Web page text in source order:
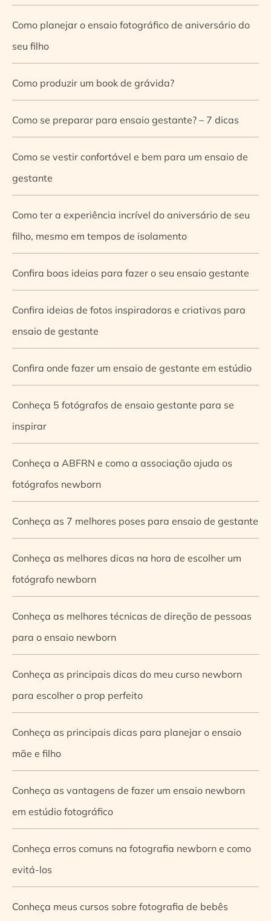
Como planejar o ensaio fotográfico de aniversário do
seu filho
Como produzir um book de grávida?
Como se preparar para ensaio gestante? – 7 dicas
Como se vestir confortável e bem para um ensaio de
gestante
Como ter a experiência incrível do aniversário de seu
filho, mesmo em tempos de isolamento
Confira boas ideias para fazer o seu ensaio gestante
Confira ideias de fotos inspiradoras e criativas para
ensaio de gestante
Confira onde fazer um ensaio de gestante em estúdio
Conheça 5 fotógrafos de ensaio gestante para se
inspirar
Conheça a ABFRN e como a associação ajuda os
fotógrafos newborn
Conheça as 7 melhores poses para ensaio de gestante
Conheça as melhores dicas na hora de escolher um
fotógrafo newborn
Conheça as melhores técnicas de direção de pessoas
para o ensaio newborn
Conheça as principais dicas do meu curso newborn
para escolher o prop perfeito
Conheça as principais dicas para planejar o ensaio
mãe e filho
Conheça as vantagens de fazer um ensaio newborn
em estúdio fotográfico
Conheça erros comuns na fotografia newborn e como
evitá-los
Conheça meus cursos sobre fotografia de bebês